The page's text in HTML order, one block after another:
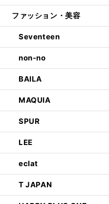
ファッション・美容
Seventeen
non-no
BAILA
MAQUIA
SPUR
LEE
eclat
T JAPAN